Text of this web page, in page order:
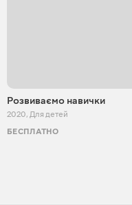
Розвиваємо навички
2020, Для детей
БЕСПЛАТНО